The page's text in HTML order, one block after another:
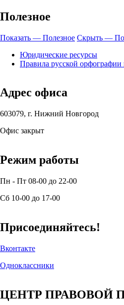
Полезное
Показать — Полезное Скрыть —
Юридические ресурсы
Правила русской
Адрес офиса
603079, г. Нижний Новгород
Офис закрыт
Режим работы
Пн - Пт 08-00 до 22-00
Сб 10-00 до 17-00
Присоединяйтесь!
Вконтакте
Одноклассники
ЦЕНТР ПРАВОВОЙ